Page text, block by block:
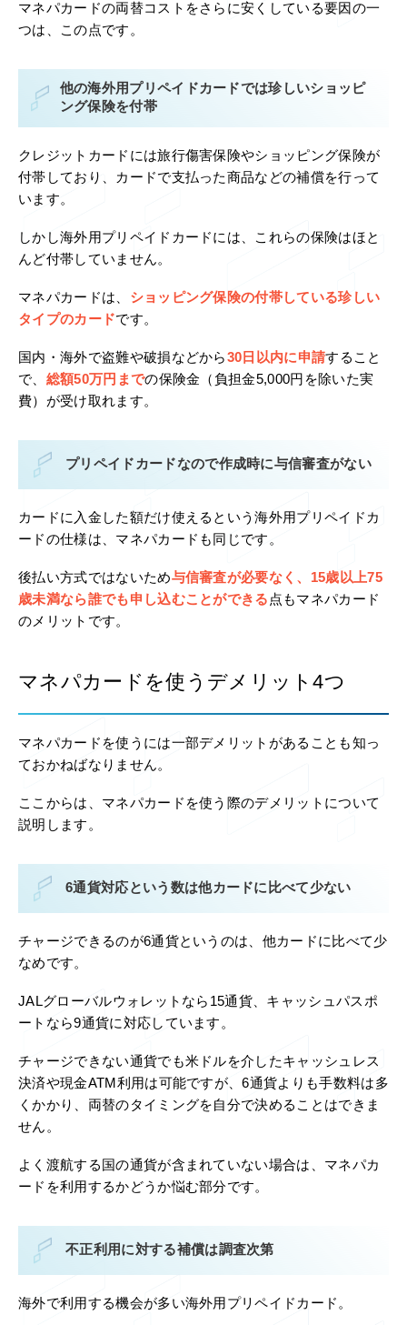
マネパカードの両替コストをさらに安くしている要因の一
つは、この点です。
他の海外用プリペイドカードでは珍しいショッピ
ング保険を付帯
クレジットカードには旅行傷害保険やショッピング保険が
付帯しており、カードで支払った商品などの補償を行って
います。
しかし海外用プリペイドカードには、これらの保険はほと
んど付帯していません。
マネパカードは、 ショッピング保険の付帯している珍しい
タイプのカードです。
国内・海外で盗難や破損などから30日以内に申請すること
で、 総額50万円までの保険金（負担金5,000円を除いた実
費）が受け取れます。
プリペイドカードなので作成時に与信審査がない
カードに入金した額だけ使えるという海外用プリペイドカ
ードの仕様は、マネパカードも同じです。
後払い方式ではないため与信審査が必要なく、15歳以上75
歳未満なら誰でも申し込むことができる 点もマネパカード
のメリットです。
マネパカードを使うデメリット4つ
マネパカードを使うには一部デメリットがあることも知っ
ておかねばなりません。
ここからは、マネパカードを使う際のデメリットについて
説明します。
6通貨対応という数は他カードに比べて少ない
チャージできるのが6通貨というのは、他カードに比べて少
なめです。
JALグローバルウォレットなら15通貨、キャッシュパスポ
ートなら9通貨に対応しています。
チャージできない通貨でも米ドルを介したキャッシュレス
決済や現金ATM利用は可能ですが、6通貨よりも手数料は多
くかかり、両替のタイミングを自分で決めることはできま
せん。
よく渡航する国の通貨が含まれていない場合は、マネパカ
ードを利用するかどうか悩む部分です。
不正利用に対する補償は調査次第
海外で利用する機会が多い海外用プリペイドカード。